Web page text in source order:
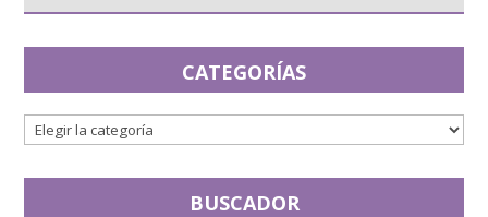
CATEGORÍAS
BUSCADOR